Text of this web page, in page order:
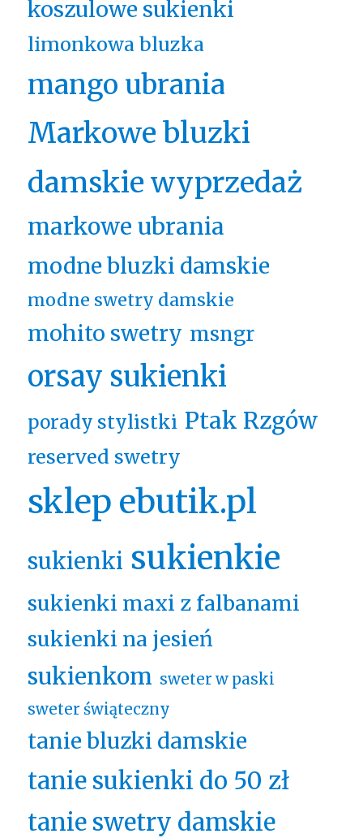
koszulowe sukienki
limonkowa bluzka
mango ubrania
Markowe bluzki
damskie wyprzedaż
markowe ubrania
modne bluzki damskie
modne swetry damskie
mohito swetry msngr
orsay sukienki
porady stylistki Ptak Rzgów
reserved swetry
sklep ebutik.pl
sukienki sukienkie
sukienki maxi z falbanami
sukienki na jesień
sukienkom sweter w paski
sweter świąteczny
tanie bluzki damskie
tanie sukienki do 50 zł
tanie swetry damskie